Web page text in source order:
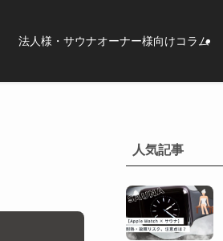
法人様・サウナオーナー様向けコラム
人気記事